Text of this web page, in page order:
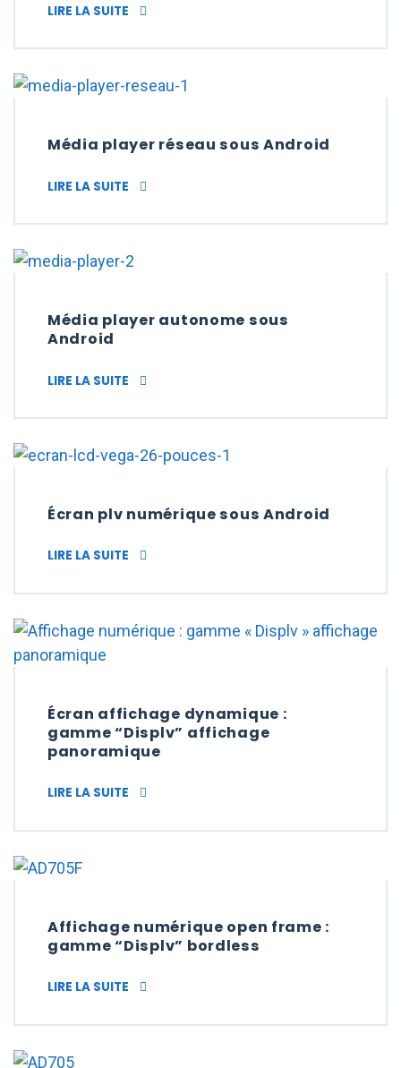
LIRE LA SUITE EQUIPEMENT POUR LA PLV : FAITES VOTRE
Média player réseau sous Android
LIRE LA SUITE MÉDIA PLAYER RÉSEAU SOUS ANDROID
Média player autonome sous
Android
LIRE LA SUITE MÉDIA PLAYER AUTONOME SOUS ANDROID
Écran plv numérique sous Android
LIRE LA SUITE ÉCRAN PLV NUMÉRIQUE SOUS ANDROID
Écran affichage dynamique :
gamme “Displv” affichage
panoramique
LIRE LA SUITE ÉCRAN AFFICHAGE DYNAMIQUE : GAMME
Affichage numérique open frame :
gamme “Displv” bordless
LIRE LA SUITE AFFICHAGE NUMÉRIQUE OPEN FRAME :